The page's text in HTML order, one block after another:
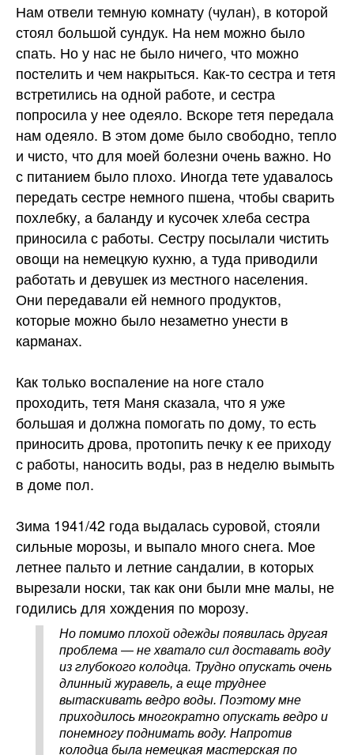
Нам отвели темную комнату (чулан), в которой
стоял большой сундук. На нем можно было
спать. Но у нас не было ничего, что можно
постелить и чем накрыться. Как-то сестра и тетя
встретились на одной работе, и сестра
попросила у нее одеяло. Вскоре тетя передала
нам одеяло. В этом доме было свободно, тепло
и чисто, что для моей болезни очень важно. Но
с питанием было плохо. Иногда тете удавалось
передать сестре немного пшена, чтобы сварить
похлебку, а баланду и кусочек хлеба сестра
приносила с работы. Сестру посылали чистить
овощи на немецкую кухню, а туда приводили
работать и девушек из местного населения.
Они передавали ей немного продуктов,
которые можно было незаметно унести в
карманах.
Как только воспаление на ноге стало
проходить, тетя Маня сказала, что я уже
большая и должна помогать по дому, то есть
приносить дрова, протопить печку к ее приходу
с работы, наносить воды, раз в неделю вымыть
в доме пол.
Зима 1941/42 года выдалась суровой, стояли
сильные морозы, и выпало много снега. Мое
летнее пальто и летние сандалии, в которых
вырезали носки, так как они были мне малы, не
годились для хождения по морозу.
Но помимо плохой одежды появилась другая
проблема — не хватало сил доставать воду
из глубокого колодца. Трудно опускать очень
длинный журавель, а еще труднее
вытаскивать ведро воды. Поэтому мне
приходилось многократно опускать ведро и
понемногу поднимать воду. Напротив
колодца была немецкая мастерская по